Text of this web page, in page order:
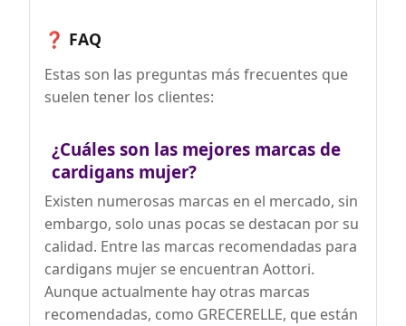
❓ FAQ
Estas son las preguntas más frecuentes que
suelen tener los clientes:
¿Cuáles son las mejores marcas de
cardigans mujer?
Existen numerosas marcas en el mercado, sin
embargo, solo unas pocas se destacan por su
calidad. Entre las marcas recomendadas para
cardigans mujer se encuentran Aottori.
Aunque actualmente hay otras marcas
recomendadas, como GRECERELLE, que están